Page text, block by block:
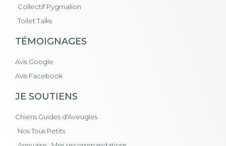
Collectif Pygmalion
Toilet Talks
TÉMOIGNAGES
Avis Google
Avis Facebook
JE SOUTIENS
Chiens Guides d'Aveugles
Nos Tous Petits